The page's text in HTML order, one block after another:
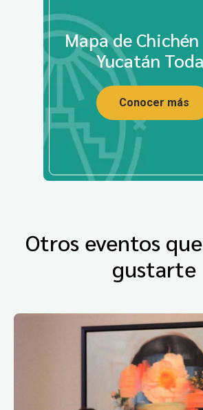
Mapa de
Yucatán
Conocer más
Otros eventos
gustarte